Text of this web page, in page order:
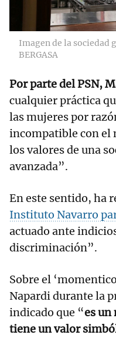
Imagen de la sociedad
BERGASA
Por parte del PSN,
cualquier práctica
las mujeres por
incompatible con el
los valores de una
avanzada”.
En este sentido, ha
Instituto Navarro
actuado ante
discriminación”.
Sobre el
Napardi durante la
indicado que “es un
tiene un valor